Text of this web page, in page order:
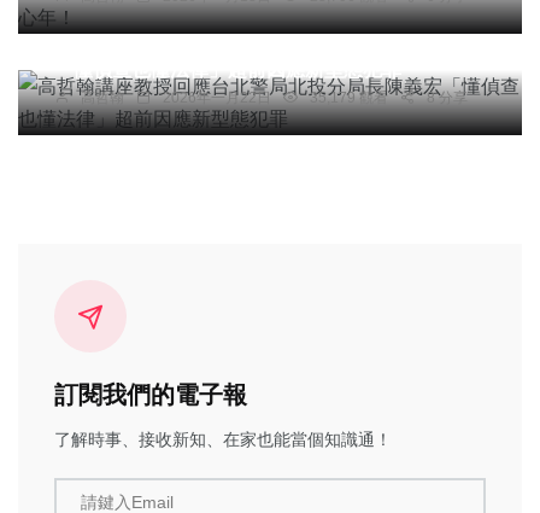
高哲翰講座教授回應台北警局北投分局長陳義宏
高哲翰 2026年一月22日 35,179 觀看 8 分享
訂閱我們的電子報
了解時事、接收新知、在家也能當個知識通！
請鍵入Email